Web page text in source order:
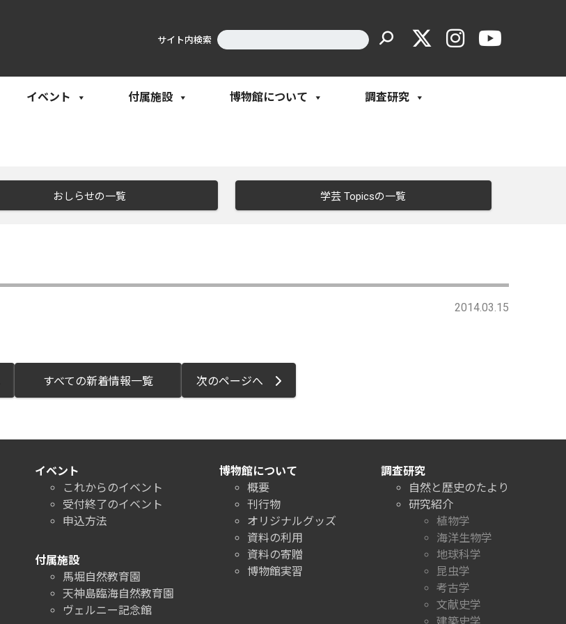
サイト内検索
イベント 付属施設 博物館について 調査研究
おしらせの一覧 学芸 Topicsの一覧
2014.03.15
すべての新着情報一覧 次のページへ
イベント
これからのイベント
受付終了のイベント
申込方法
付属施設
馬堀自然教育園
天神島臨海自然教育園
ヴェルニー記念館
博物館について
概要
刊行物
オリジナルグッズ
資料の利用
資料の寄贈
博物館実習
調査研究
自然と歴史のたより
研究紹介
植物学
海洋生物学
地球科学
昆虫学
考古学
文献史学